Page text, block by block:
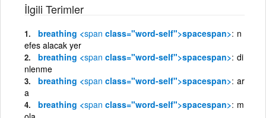
İlgili Terimler
breathing <span class="word-self">spacespan> n
efes alacak yer
breathing <span class="word-self">spacespan> di
nlenme
breathing <span class="word-self">spacespan> ar
a
breathing <span class="word-self">spacespan> m